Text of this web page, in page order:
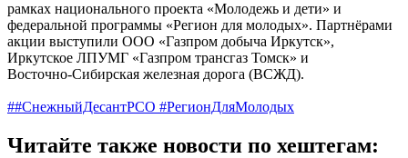
рамках национального проекта «Молодежь и дети» и
федеральной программы «Регион для молодых». Партнёрами
акции выступили ООО «Газпром добыча Иркутск»,
Иркутское ЛПУМГ «Газпром трансгаз Томск» и
Восточно‑Сибирская железная дорога (ВСЖД).
##СнежныйДесантРСО #РегионДляМолодых
Читайте также новости по хештегам: